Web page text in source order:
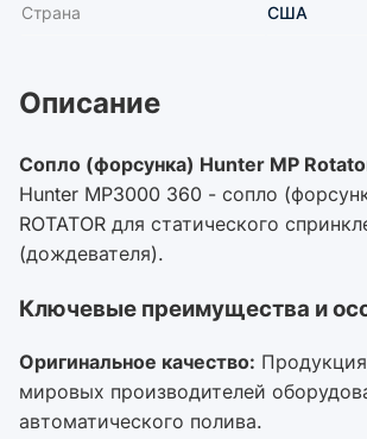
Страна США
Описание
Сопло (форсунка) Hunter MP
Hunter MP3000 360 - сопло
ROTATOR для статического
(дождевателя).
Ключевые преимущества и
Оригинальное качество:
мировых производителей
автоматического полива.